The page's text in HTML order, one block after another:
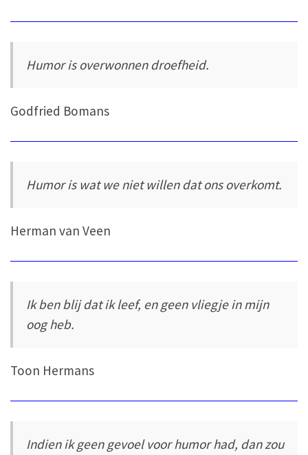
Humor is overwonnen droefheid.
Godfried Bomans
Humor is wat we niet willen dat ons overkomt.
Herman van Veen
Ik ben blij dat ik leef, en geen vliegje in mijn
oog heb.
Toon Hermans
Indien ik geen gevoel voor humor had, dan zou